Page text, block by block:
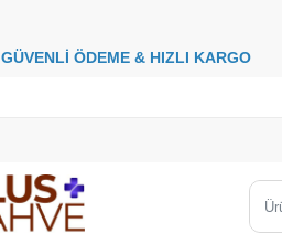
GÜVENLİ ÖDEME & HIZLI KARGO